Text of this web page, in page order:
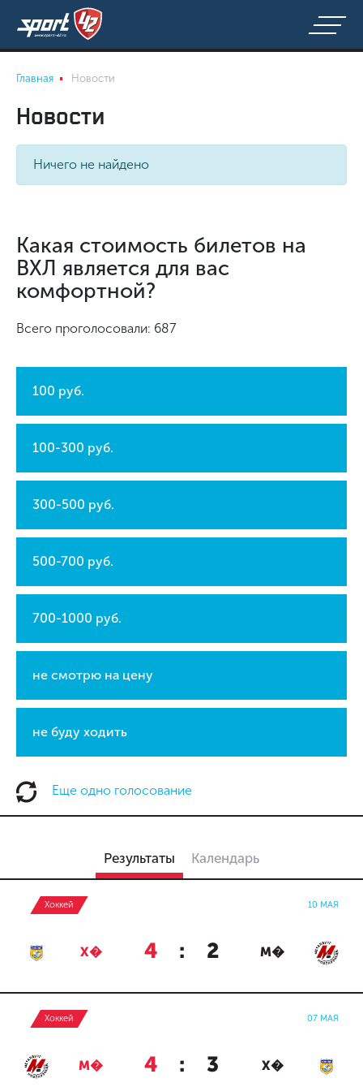
Главная Новости
Новости
Ничего не найдено
Какая стоимость билетов на
ВХЛ является для вас
комфортной?
Всего проголосовали: 687
100 руб.
100-300 руб.
300-500 руб.
500-700 руб.
700-1000 руб.
не смотрю на цену
не буду ходить
Еще одно голосование
Результаты Календарь
Хоккей 10 МАЯ
Х� 4 : 2 М�
Хоккей 07 МАЯ
М� 4 : 3 Х�